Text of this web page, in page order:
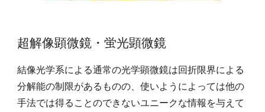
超解像顕微鏡・蛍光顕微鏡
結像光学系による通常の光学顕微鏡は回折限界による
分解能の制限があるものの、使いようによっては他の
手法では得ることのできないユニークな情報を与えて